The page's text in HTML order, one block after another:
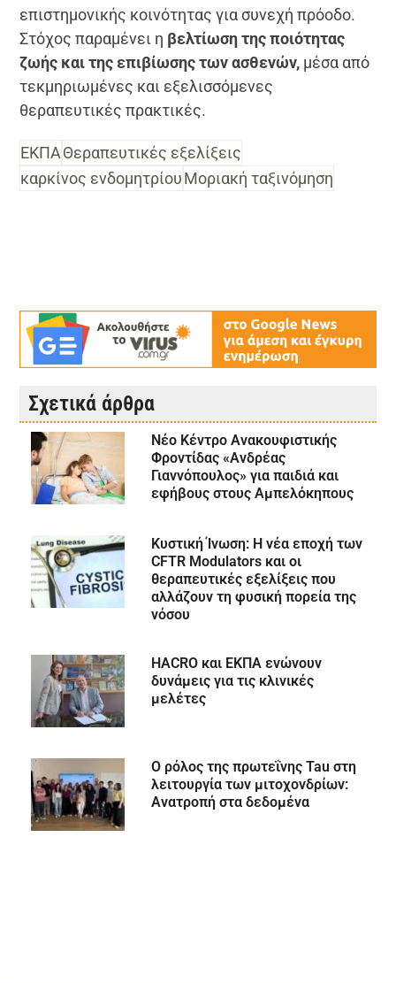
επιστημονικής κοινότητας για συνεχή πρόοδο.
Στόχος παραμένει η βελτίωση της ποιότητας
ζωής και της επιβίωσης των ασθενών, μέσα από
τεκμηριωμένες και εξελισσόμενες
θεραπευτικές πρακτικές.
ΕΚΠΑΘεραπευτικές εξελίξεις
καρκίνος ενδομητρίουΜοριακή ταξινόμηση
Σχετικά άρθρα
Νέο Κέντρο Ανακουφιστικής
Φροντίδας «Ανδρέας
Γιαννόπουλος» για παιδιά και
εφήβους στους Αμπελόκηπους
Κυστική Ίνωση: Η νέα εποχή των
CFTR Modulators και οι
θεραπευτικές εξελίξεις που
αλλάζουν τη φυσική πορεία της
νόσου
HACRO και ΕΚΠΑ ενώνουν
δυνάμεις για τις κλινικές
μελέτες
Ο ρόλος της πρωτεΐνης Tau στη
λειτουργία των μιτοχονδρίων:
Ανατροπή στα δεδομένα